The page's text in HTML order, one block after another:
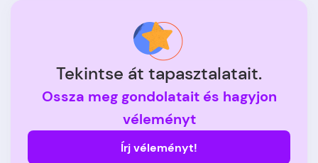
Tekintse át tapasztalatait.
Ossza meg gondolatait és hagyjon
véleményt
Írj véleményt!